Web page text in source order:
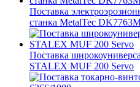
Поставка
станка MetalTec
Поставка
STALEX MUF 200 Servo